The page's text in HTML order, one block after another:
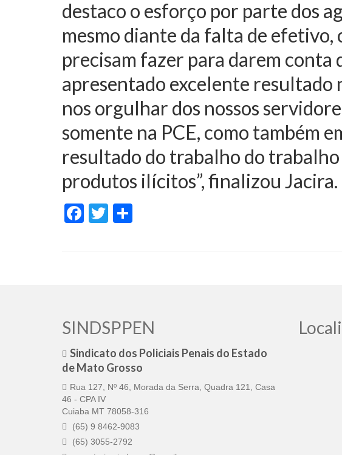
destaco o esforço por parte dos
mesmo diante da falta de
precisam fazer para darem conta
apresentado excelente resultado
nos orgulhar dos nossos
somente na PCE, como também
resultado do trabalho do
produtos ilícitos”, finalizou Jacira.
Facebook
Twitter
SINDSPPEN
Sindicato dos Policiais Penais do Estado
de Mato Grosso
Rua 127, Nº 46, Morada da Serra, Quadra 121, Casa
46 - CPA IV
Cuiaba MT 78058-316
(65) 9 8462-9083
(65) 3055-2792